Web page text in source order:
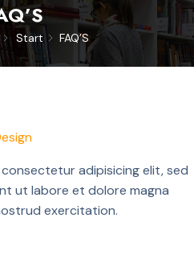
Start FAQ’S
adipisicing elit, sed
ut labore et dolore magna
exercitation.